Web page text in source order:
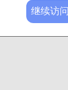
继续访问